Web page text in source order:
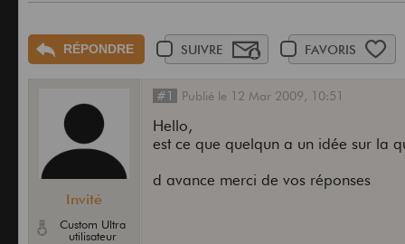
RÉPONDRE SUIVRE FAVORIS
Invité
Custom Ultra
utilisateur
#1 Publié le 12 Mar 2009, 10:51
Hello,
est ce que quelqun a un idée sur la
d avance merci de vos réponses